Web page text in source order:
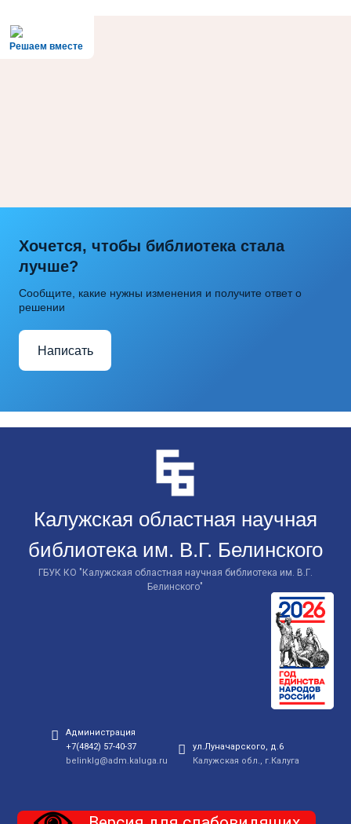
Решаем вместе
Хочется, чтобы библиотека стала
лучше?
Сообщите, какие нужны изменения и получите ответ о
решении
Написать
Калужская областная научная
библиотека им. В.Г. Белинского
ГБУК КО "Калужская областная научная библиотека им. В.Г.
Белинского"
Администрация
+7(4842) 57-40-37
belinklg@adm.kaluga.ru
ул.Луначарского, д.6
Калужская обл., г.Калуга